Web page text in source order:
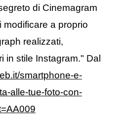
di Cinemagram
modificare a proprio
realizzati,
in stile Instagram." Dal
smartphone-e-
alle-tue-foto-con-